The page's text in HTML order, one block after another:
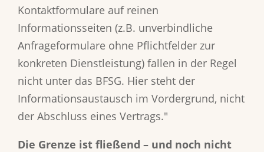
Kontaktformulare auf reinen
Informationsseiten (z.B. unverbindliche
Anfrageformulare ohne Pflichtfelder zur
konkreten Dienstleistung) fallen in der Regel
nicht unter das BFSG. Hier steht der
Informationsaustausch im Vordergrund, nicht
der Abschluss eines Vertrags."
Die Grenze ist fließend – und noch nicht